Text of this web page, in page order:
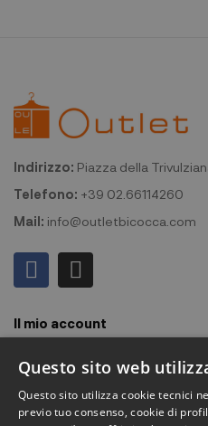
Indirizzo: Piazza della
Telefono: +39 02.66114260
Mail: info@outletbicocca.com
Il mio account
Outlet Bicocca
Iscriviti alla Newsletter
Questo sito web
Questo sito utilizza cookie tecnici
previo tuo consenso, cookie di